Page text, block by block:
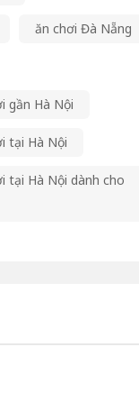
ăn chơi Đà Nẵng
gần Hà Nội
tại Hà Nội
tại Hà Nội dành cho